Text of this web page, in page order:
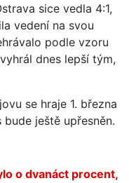
sice vedla 4:1,
vedení na svou
podle vzoru
dnes lepší tým,
se hraje 1. března
ještě upřesněn.
o dvanáct procent,